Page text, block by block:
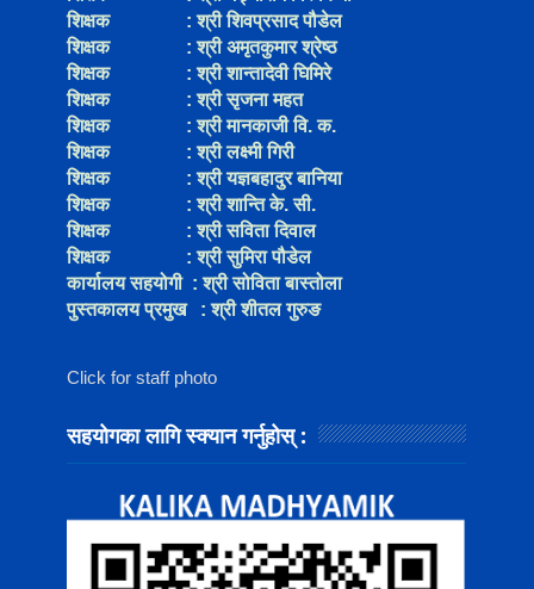
शिक्षक
:श्री शिवप्रसाद पौडेल
शिक्षक
:श्री अमृतकुमार श्रेष्ठ
शिक्षक
:श्री शान्तादेवी घिमिरे
शिक्षक
:श्री सृजना महत
शिक्षक
:श्री मानकाजी वि. क.
शिक्षक
:श्री लक्ष्मी गिरी
शिक्षक
:श्री यज्ञबहादुर बानिया
शिक्षक
:श्री शान्ति के. सी.
शिक्षक
:श्री सविता दिवाल
शिक्षक
:श्री सुमिरा पौडेल
कार्यालय सहयोगी :श्री सोविता बास्तोला
पुस्तकालय प्रमुख
:श्री शीतल गुरुङ
Click for staff photo
सहयोगका लागि स्क्यान गर्नुहोस् :